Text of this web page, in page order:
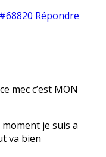
#68820 Répondre
mec c’est MON
moment je suis a
va bien